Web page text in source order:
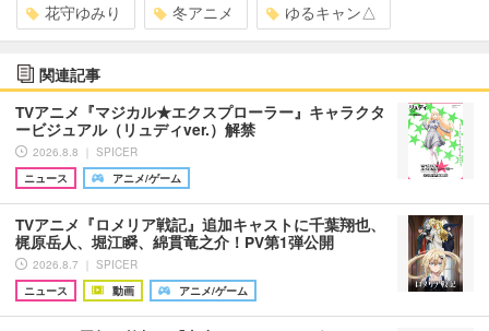
花守ゆみり 冬アニメ ゆるキャン△
関連記事
TVアニメ『マジカル★エクスプローラー』キャラクタ
ービジュアル（リュディver.）解禁
2026.8.8 ｜ SPICER
ニュース
アニメ/ゲーム
TVアニメ『ロメリア戦記』追加キャストに千葉翔也、
梶原岳人、堀江瞬、綿貫竜之介！PV第1弾公開
2026.8.7 ｜ SPICER
ニュース
動画 アニメ/ゲーム